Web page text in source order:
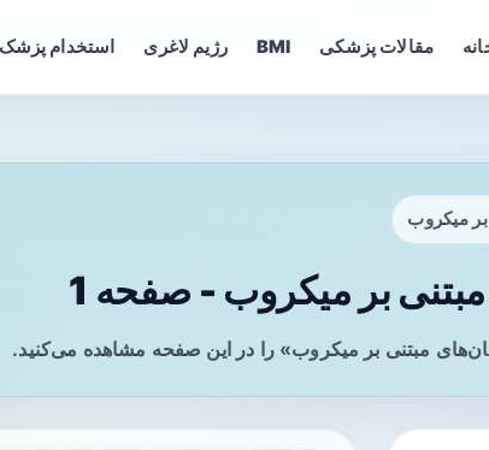
مقالات پزشکی BMI رژیم لاغری استخدام پزشک
میکروب
بر میکروب - صفحه 1
مبتنی بر میکروب» را در این صفحه مشاهده می‌کنید.